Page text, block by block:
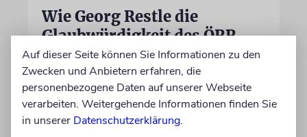
Wie Georg Restle die
Glaubwürdigkeit des ÖRR
untergräbt
Nach dem X-Post des Journalisten hat sich
Felix Schotland, Vorstand der Synagogen-
Gemeinde Köln, an WDR-
Programmdirektorin Andrea Schafarczyk
Auf dieser Seite können Sie Informationen zu den
Zwecken und Anbietern erfahren, die
personenbezogene Daten auf unserer Webseite
verarbeiten. Weitergehende Informationen finden Sie
in unserer Datenschutzerklärung.